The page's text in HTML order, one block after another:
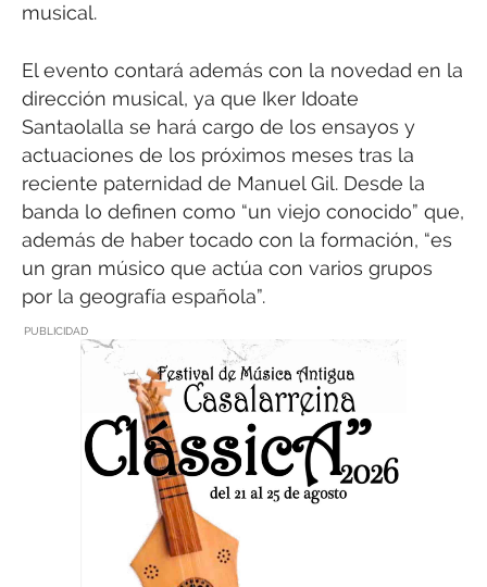
musical.
El evento contará además con la novedad en la
dirección musical, ya que Iker Idoate
Santaolalla se hará cargo de los ensayos y
actuaciones de los próximos meses tras la
reciente paternidad de Manuel Gil. Desde la
banda lo definen como “un viejo conocido” que,
además de haber tocado con la formación, “es
un gran músico que actúa con varios grupos
por la geografía española”.
PUBLICIDAD